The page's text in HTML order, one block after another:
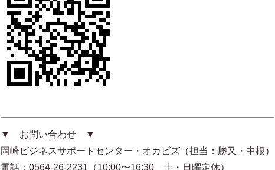
━━━━━━━━━━━━━━━━━━━━━━━━━━━━━
▼ お問い合わせ ▼
岡崎ビジネスサポートセンター・オカビズ（担当：勝又・中根）
電話：0564-26-2231（10:00〜16:30、土・日曜定休）